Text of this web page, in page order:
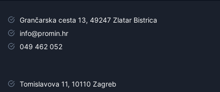
Grančarska cesta 13, 49247 Zlatar Bistrica
info@promin.hr
049 462 052
Tomislavova 11, 10110 Zagreb